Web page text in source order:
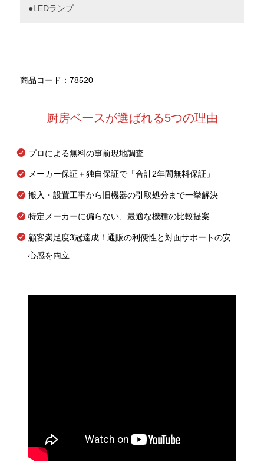
●LEDランプ
商品コード：78520
厨房ベースが選ばれる5つの理由
プロによる無料の事前現地調査
メーカー保証＋独自保証で「合計2年間無料保証」
搬入・設置工事から旧機器の引取処分まで一挙解決
特定メーカーに偏らない、最適な機種の比較提案
顧客満足度3冠達成！通販の利便性と対面サポートの安
心感を両立